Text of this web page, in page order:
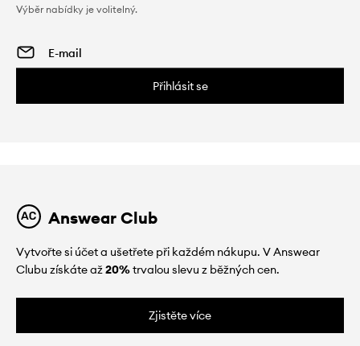
Výběr nabídky je volitelný.
Přihlásit se
Answear Club
Vytvořte si účet a ušetřete při každém nákupu. V Answear
Clubu získáte až20%trvalou slevu z běžných cen.
Zjistěte více